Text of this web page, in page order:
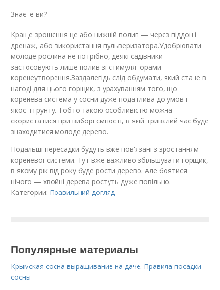
Знаєте ви?
Краще зрошення це або нижній полив — через піддон і
дренаж, або використання пульверизатора.Удобрювати
молоде рослина не потрібно, деякі садівники
застосовують лише полив зі стимуляторами
коренеутворення.Заздалегідь слід обдумати, який стане в
нагоді для цього горщик, з урахуванням того, що
коренева система у сосни дуже податлива до умов і
якості грунту. Тобто такою особливістю можна
скористатися при виборі ємності, в якій тривалий час буде
знаходитися молоде дерево.
Подальші пересадки будуть вже пов'язані з зростанням
кореневої системи. Тут вже важливо збільшувати горщик,
в якому рік від року буде рости дерево. Але боятися
нічого — хвойні дерева ростуть дуже повільно.
Категории: Правильний догляд
Популярные материалы
Крымская сосна выращивание на даче. Правила посадки
сосны